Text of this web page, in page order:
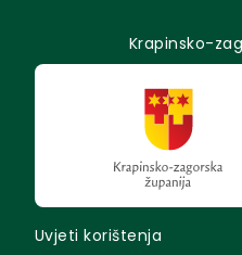
Krapinsko-
Uvjeti korištenja